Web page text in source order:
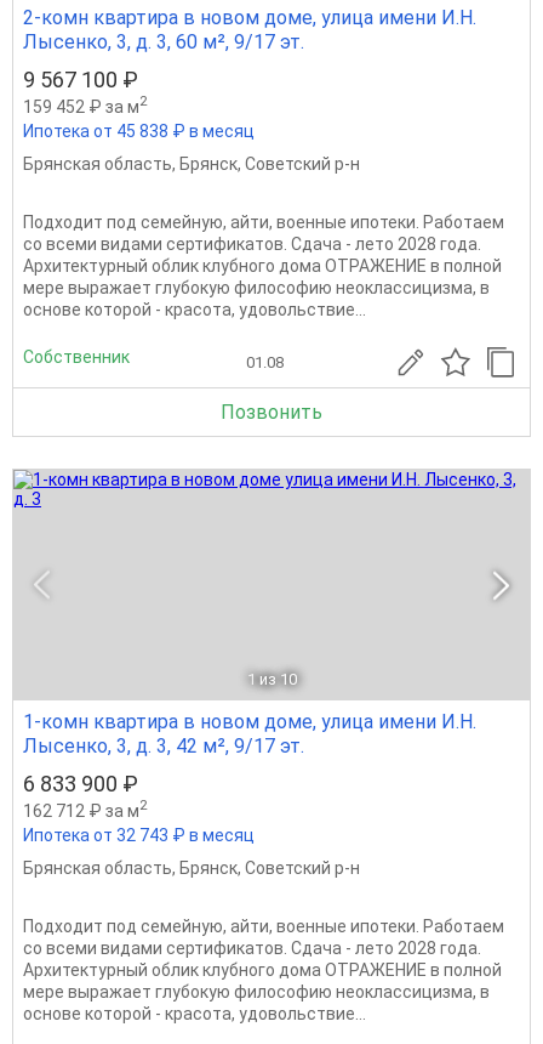
2-комн квартира в новом доме, улица имени И.Н.
Лысенко, 3, д. 3, 60 м², 9/17 эт.
9 567 100 ₽
159 452 ₽ за м2
Ипотека от 45 838 ₽ в месяц
Брянская область, Брянск, Советский р-н
Подходит под семейную, айти, военные ипотеки. Работаем
со всеми видами сертификатов. Сдача - лето 2028 года.
Архитектурный облик клубного дома ОТРАЖЕНИЕ в полной
мере выражает глубокую философию неоклассицизма, в
основе которой - красота, удовольствие...
Собственник 01.08
Позвонить
1 из 10
1-комн квартира в новом доме, улица имени И.Н.
Лысенко, 3, д. 3, 42 м², 9/17 эт.
6 833 900 ₽
162 712 ₽ за м2
Ипотека от 32 743 ₽ в месяц
Брянская область, Брянск, Советский р-н
Подходит под семейную, айти, военные ипотеки. Работаем
со всеми видами сертификатов. Сдача - лето 2028 года.
Архитектурный облик клубного дома ОТРАЖЕНИЕ в полной
мере выражает глубокую философию неоклассицизма, в
основе которой - красота, удовольствие...